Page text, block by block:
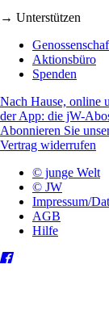
→ Unterstützen
Aktionsbüro
Spenden
Nach Hause, online
der App: die jW-
Abonnieren Sie
Vertrag widerrufen
© junge Welt
© JW
Impressum/
AGB
Hilfe